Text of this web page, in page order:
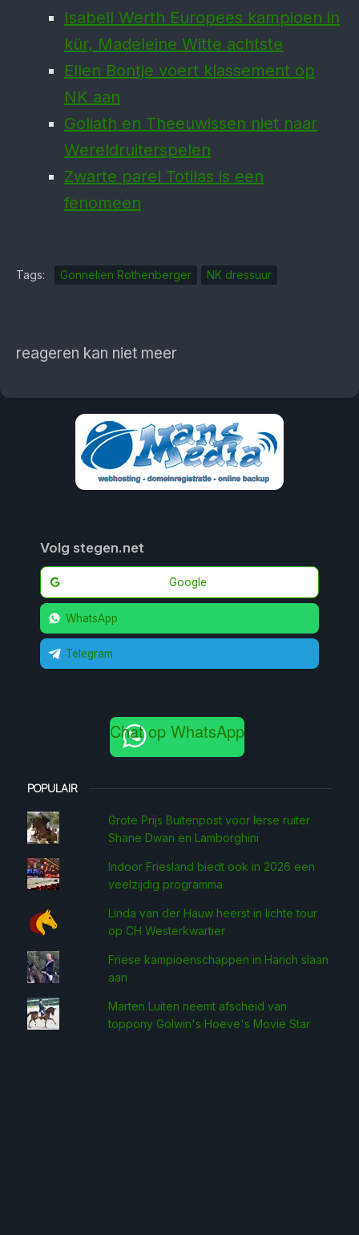
Isabell Werth Europees kampioen in
kür, Madeleine Witte achtste
Ellen Bontje voert klassement op
NK aan
Goliath en Theeuwissen niet naar
Wereldruiterspelen
Zwarte parel Totilas is een
fenomeen
Tags: Gonnelien Rothenberger NK dressuur
reageren kan niet meer
Volg stegen.net
Google
WhatsApp
Telegram
Chat op WhatsApp
POPULAIR
Grote Prijs Buitenpost voor Ierse ruiter
Shane Dwan en Lamborghini
Indoor Friesland biedt ook in 2026 een
veelzijdig programma
Linda van der Hauw heerst in lichte tour
op CH Westerkwartier
Friese kampioenschappen in Harich slaan
aan
Marten Luiten neemt afscheid van
toppony Golwin's Hoeve's Movie Star